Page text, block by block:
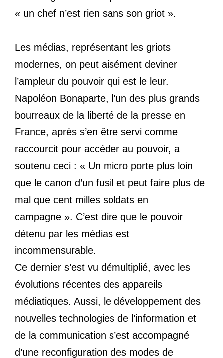
« un chef n’est rien sans son griot ».
Les médias, représentant les griots
modernes, on peut aisément deviner
l’ampleur du pouvoir qui est le leur.
Napoléon Bonaparte, l’un des plus grands
bourreaux de la liberté de la presse en
France, après s’en être servi comme
raccourcit pour accéder au pouvoir, a
soutenu ceci : « Un micro porte plus loin
que le canon d’un fusil et peut faire plus de
mal que cent milles soldats en
campagne ». C’est dire que le pouvoir
détenu par les médias est
incommensurable.
Ce dernier s’est vu démultiplié, avec les
évolutions récentes des appareils
médiatiques. Aussi, le développement des
nouvelles technologies de l’information et
de la communication s’est accompagné
d’une reconfiguration des modes de